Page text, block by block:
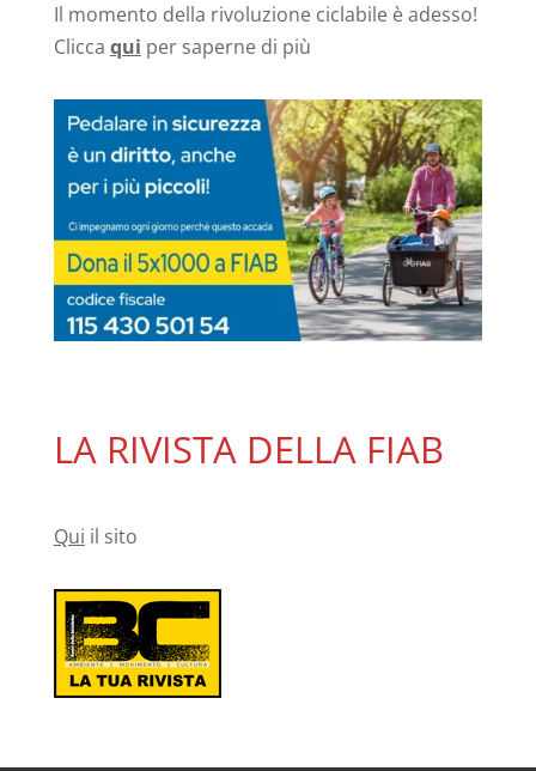
Il momento della rivoluzione ciclabile è adesso!
Clicca qui per saperne di più
LA RIVISTA DELLA FIAB
Qui il sito